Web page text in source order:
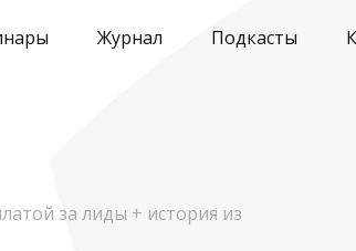
Журнал Подкасты
за лиды + история из